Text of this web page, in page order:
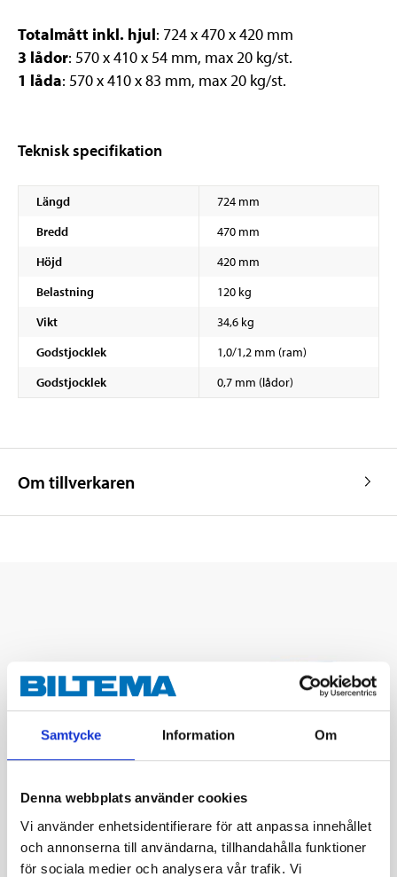
Samtycke Information Om
Denna webbplats använder cookies
Vi använder enhetsidentifierare för att anpassa innehållet
och annonserna till användarna, tillhandahålla funktioner
för sociala medier och analysera vår trafik. Vi
Totalmått inkl. hjul: 724 x 470 x 420 mm
3 lådor: 570 x 410 x 54 mm, max 20 kg/st.
1 låda: 570 x 410 x 83 mm, max 20 kg/st.
Teknisk specifikation
Längd
724 mm
Bredd
470 mm
Höjd
420 mm
Belastning
120 kg
Vikt
34,6 kg
Godstjocklek
1,0/1,2 mm (ram)
Godstjocklek
0,7 mm (lådor)
Om tillverkaren